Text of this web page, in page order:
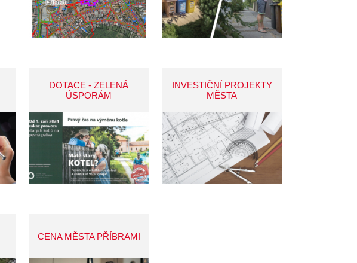
DOTACE - ZELENÁ
ÚSPORÁM
INVESTIČNÍ PROJEKTY
MĚSTA
CENA MĚSTA PŘÍBRAMI